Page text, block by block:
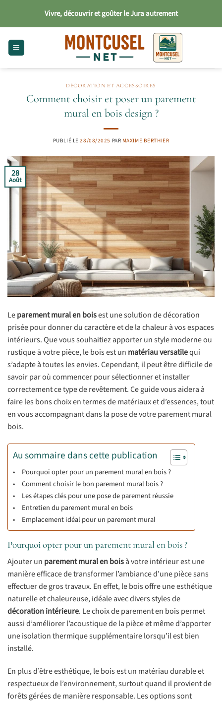
contenu
Vivre, découvrir et goûter le Jura autrement
DÉCORATION ET ACCESSOIRES
Comment choisir et poser un parement
mural en bois design ?
PUBLIÉ LE28/08/2025 PAR MAXIME BERTHIER
28
Août
Leparement mural en boisest une solution de décoration
prisée pour donner du caractère et de la chaleur à vos espaces
intérieurs. Que vous souhaitiez apporter un style moderne ou
rustique à votre pièce, le bois est un matériau versatilequi
s’adapte à toutes les envies. Cependant, il peut être difficile de
savoir par où commencer pour sélectionner et installer
correctement ce type de revêtement. Ce guide vous aidera à
faire les bons choix en termes de matériaux et d’essences, tout
en vous accompagnant dans la pose de votre parement mural
bois.
Au sommaire dans cette publication
Pourquoi opter pour un parement mural en bois ?
Comment choisir le bon parement mural bois ?
Les étapes clés pour une pose de parement réussie
Entretien du parement mural en bois
Emplacement idéal pour un parement mural
Pourquoi opter pour un parement mural en bois ?
Ajouter un parement mural en boisà votre intérieur est une
manière efficace de transformer l’ambiance d’une pièce sans
effectuer de gros travaux. En effet, le bois offre une esthétique
naturelle et chaleureuse, idéale avec divers styles de
décoration intérieure. Le choix de parement en bois permet
aussi d’améliorer l’acoustique de la pièce et même d’apporter
une isolation thermique supplémentaire lorsqu’il est bien
installé.
En plus d’être esthétique, le bois est un matériau durable et
respectueux de l’environnement, surtout quand il provient de
forêts gérées de manière responsable. Les options sont